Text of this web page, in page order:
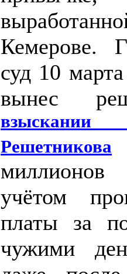
Кемерове.
суд 10
вынес
Решетникова
миллионов
учётом
платы за
чужими